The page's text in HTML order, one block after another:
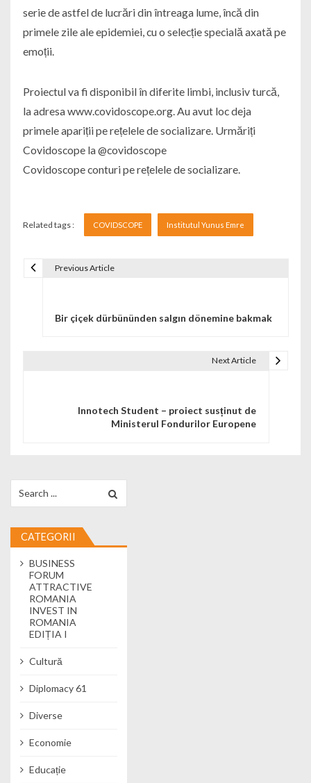
serie de astfel de lucrări din întreaga lume, încă din
primele zile ale epidemiei, cu o selecție specială axată pe
emoții.
Proiectul va fi disponibil în diferite limbi, inclusiv turcă,
la adresa www.covidoscope.org. Au avut loc deja
primele apariții pe rețelele de socializare. Urmăriți
Covidoscope la @covidoscope
Covidoscope conturi pe rețelele de socializare.
Related tags : COVIDSCOPE Institutul Yunus Emre
Previous Article
Bir çiçek dürbününden salgın dönemine bakmak
Next Article
Innotech Student – proiect susținut de
Ministerul Fondurilor Europene
CATEGORII
BUSINESS
FORUM
ATTRACTIVE
ROMANIA
INVEST IN
ROMANIA
EDIȚIA I
Cultură
Diplomacy 61
Diverse
Economie
Educație